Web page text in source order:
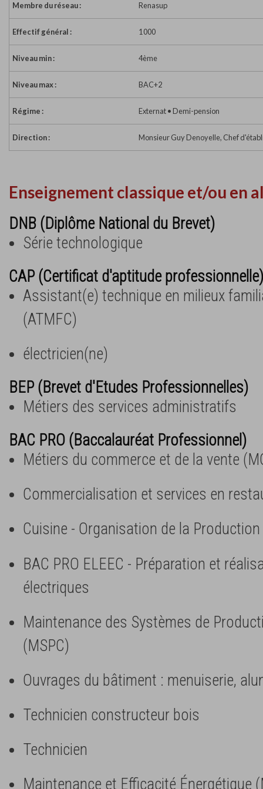
Membre du réseau : Renasup
Effectif général : 1 000
Niveau min : 4ème
Niveau max : BAC+2
Régime : Externat • Demi-pension
Direction : Monsieur Guy Denoyelle, Chef
Enseignement classique et/ou en
DNB (Diplôme National du Brevet)
Série technologique
CAP (Certificat d'aptitude professionnelle)
Assistant(e) technique en milieux
(ATMFC)
électricien(ne)
BEP (Brevet d'Etudes Professionnelles)
Métiers des services administratifs
BAC PRO (Baccalauréat Professionnel)
Métiers du commerce et de la vente
Commercialisation et services en
Cuisine - Organisation de la
BAC PRO ELEEC - Préparation et
électriques
Maintenance des Systèmes de
(MSPC)
Ouvrages du bâtiment : menuiserie,
Technicien constructeur bois
Technicien
Maintenance et Efficacité Énergétique